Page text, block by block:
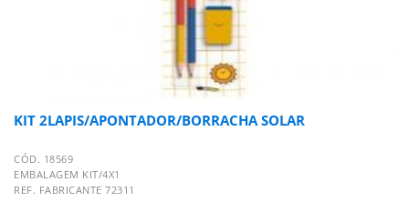
KIT 2LAPIS/APONTADOR/BORRACHA SOLAR
CÓD. 18569
EMBALAGEM KIT/4X1
REF. FABRICANTE 72311